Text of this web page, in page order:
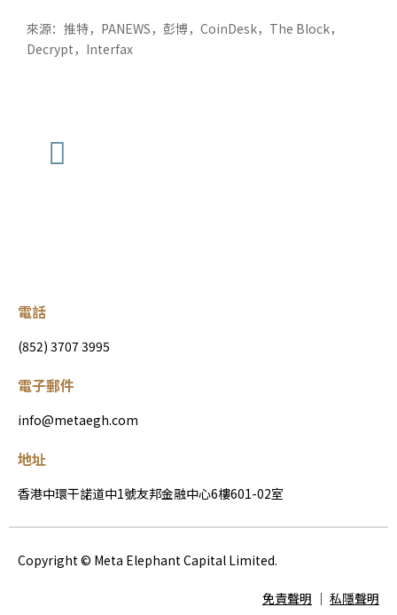
來源：推特，PANEWS，彭博，CoinDesk，The Block，
Decrypt，Interfax
電話
(852) 3707 3995
電子郵件
info@metaegh.com
地址
香港中環干諾道中1號友邦金融中心6樓601-02室
Copyright © Meta Elephant Capital Limited.
免責聲明 │ 私隱聲明